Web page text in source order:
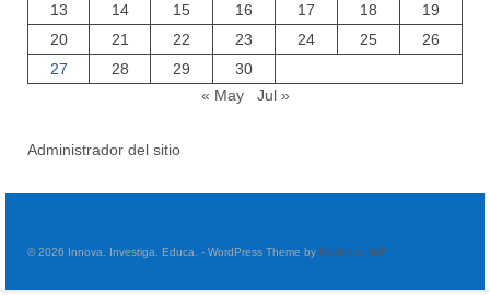
13
14 15 16 17 18
19
20
21 22 23 24 25
26
27
28 29
30
« May
Jul »
Administrador del sitio
© 2026 Innova. Investiga. Educa. - WordPress Theme by Kadence WP